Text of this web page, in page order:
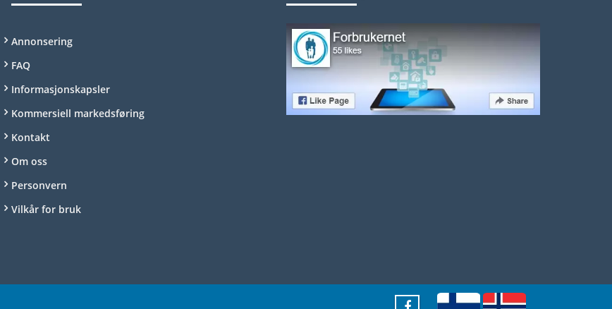
Annonsering
FAQ
Informasjonskapsler
Kommersiell markedsføring
Kontakt
Om oss
Personvern
Vilkår for bruk